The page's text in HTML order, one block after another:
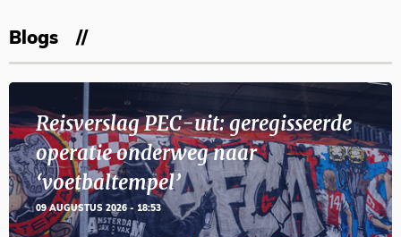
Blogs
Reisverslag PEC-uit: geregisseerde
operatie onderweg naar
‘voetbaltempel’
09 AUGUSTUS 2026 - 18:53